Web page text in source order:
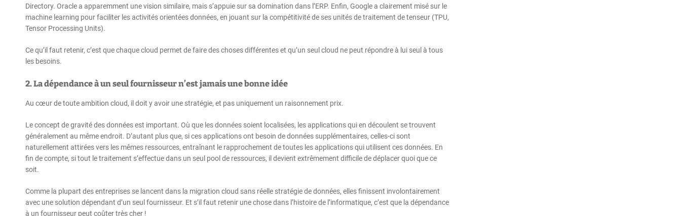
Directory. Oracle a apparemment une vision similaire, mais s’appuie sur sa domination dans l’ERP. Enfin, Google a clairement misé sur le
machine learning pour faciliter les activités orientées données, en jouant sur la compétitivité de ses unités de traitement de tenseur (TPU,
Tensor Processing Units).
Ce qu’il faut retenir, c’est que chaque cloud permet de faire des choses différentes et qu’un seul cloud ne peut répondre à lui seul à tous
les besoins.
2. La dépendance à un seul fournisseur n’est jamais une bonne idée
Au cœur de toute ambition cloud, il doit y avoir une stratégie, et pas uniquement un raisonnement prix.
Le concept de gravité des données est important. Où que les données soient localisées, les applications qui en découlent se trouvent
généralement au même endroit. D’autant plus que, si ces applications ont besoin de données supplémentaires, celles-ci sont
naturellement attirées vers les mêmes ressources, entraînant le rapprochement de toutes les applications qui utilisent ces données. En
fin de compte, si tout le traitement s’effectue dans un seul pool de ressources, il devient extrêmement difficile de déplacer quoi que ce
soit.
Comme la plupart des entreprises se lancent dans la migration cloud sans réelle stratégie de données, elles finissent involontairement
avec une solution dépendant d’un seul fournisseur. Et s’il faut retenir une chose dans l’histoire de l’informatique, c’est que la dépendance
à un fournisseur peut coûter très cher !